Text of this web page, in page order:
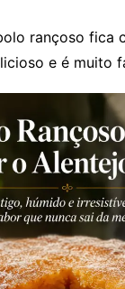
rançoso fica
e é muito